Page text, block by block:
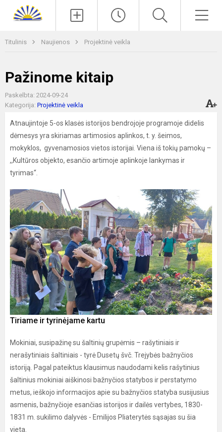
Titulinis Naujienos Projektinė veikla
Pažinome kitaip
Paskelbta: 2024-09-24
Kategorija: Projektinė veikla
Atnaujintoje 5-os klasės istorijos bendrojoje programoje didelis
dėmesys yra skiriamas artimosios aplinkos, t. y. šeimos,
mokyklos, gyvenamosios vietos istorijai. Viena iš tokių pamokų –
,,Kultūros objekto, esančio artimoje aplinkoje lankymas ir
tyrimas“.
Tiriame ir tyrinėjame kartu
Mokiniai, susipažinę su šaltinių grupėmis – rašytiniais ir
nerašytiniais šaltiniais - tyrė Dusetų švč. Trejybės bažnyčios
istoriją. Pagal pateiktus klausimus naudodami kelis rašytinius
šaltinius mokiniai aiškinosi bažnyčios statybos ir perstatymo
metus, ieškojo informacijos apie su bažnyčios statyba susijusius
asmenis, bažnyčioje esančias istorijos ir dailės vertybes, 1830-
1831 m. sukilimo dalyvės - Emilijos Pliaterytės sąsajas su šia
vieta.